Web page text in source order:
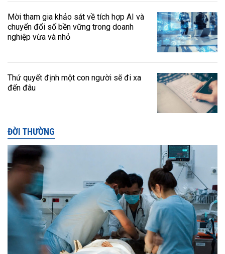
Mời tham gia khảo sát về tích hợp AI và
chuyển đổi số bền vững trong doanh
nghiệp vừa và nhỏ
Thứ quyết định một con người sẽ đi xa
đến đâu
ĐỜI THƯỜNG